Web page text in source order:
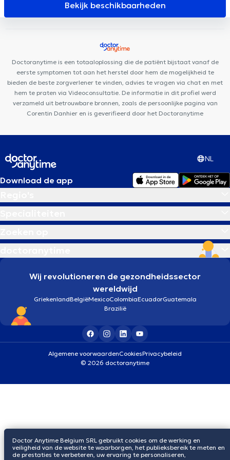
Centre Dental Family JUMANJI DENTAL
de la Basilique
B Sports Health Paro Karreveld
Centre
Molencare
Cabinet Médical et Paramédical
Médical le Figuier
Bekijk beschikbaarheden
Doctoranytime is een totaaloplossing die de patiënt bijstaat vanaf de
eerste symptomen tot aan het herstel door hem de mogelijkheid te
bieden de beste zorgverlener te vinden, advies te vragen via chat en met
hem te praten via Videoconsultatie. De informatie in dit profiel werd
verzameld uit betrouwbare bronnen, zoals de persoonlijke pagina van
Corentin Danhier en is geverifieerd door het Doctoranytime
NL
Download de app
Wij revolutioneren de gezondheidssector
wereldwijd
GriekenlandBelgiëMexicoColombiaEcuadorGuatemala
Brazilië
Algemene voorwaardenCookiesPrivacybeleid
© 2026 doctoranytime
Doctor Anytime Belgium SRL gebruikt cookies om de werking en
veiligheid van de website te waarborgen, het publieksbereik te meten en
de prestaties te verbeteren, uw ervaring te personaliseren,